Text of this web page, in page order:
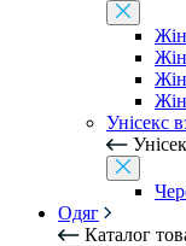
Унісекс
Одяг
Каталог